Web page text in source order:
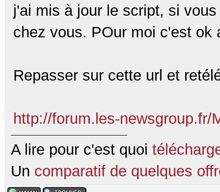
j'ai mis à jour le script, si
chez vous. POur moi c'est ok
Repasser sur cette url et
http://forum.les-newsgroup.fr/
A lire pour c'est quoi
Un comparatif de quelques